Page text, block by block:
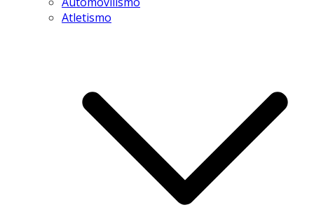
Atletismo